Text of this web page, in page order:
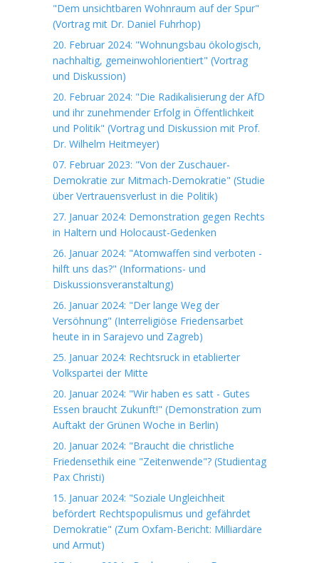
"Dem unsichtbaren Wohnraum auf der Spur"
(Vortrag mit Dr. Daniel Fuhrhop)
20. Februar 2024: "Wohnungsbau ökologisch,
nachhaltig, gemeinwohlorientiert" (Vortrag
und Diskussion)
20. Februar 2024: "Die Radikalisierung der AfD
und ihr zunehmender Erfolg in Öffentlichkeit
und Politik" (Vortrag und Diskussion mit Prof.
Dr. Wilhelm Heitmeyer)
07. Februar 2023: "Von der Zuschauer-
Demokratie zur Mitmach-Demokratie" (Studie
über Vertrauensverlust in die Politik)
27. Januar 2024: Demonstration gegen Rechts
in Haltern und Holocaust-Gedenken
26. Januar 2024: "Atomwaffen sind verboten -
hilft uns das?" (Informations- und
Diskussionsveranstaltung)
26. Januar 2024: "Der lange Weg der
Versöhnung" (Interreligiöse Friedensarbet
heute in in Sarajevo und Zagreb)
25. Januar 2024: Rechtsruck in etablierter
Volkspartei der Mitte
20. Januar 2024: "Wir haben es satt - Gutes
Essen braucht Zukunft!" (Demonstration zum
Auftakt der Grünen Woche in Berlin)
20. Januar 2024: "Braucht die christliche
Friedensethik eine "Zeitenwende"? (Studientag
Pax Christi)
15. Januar 2024: "Soziale Ungleichheit
befördert Rechtspopulismus und gefährdet
Demokratie" (Zum Oxfam-Bericht: Milliardäre
und Armut)